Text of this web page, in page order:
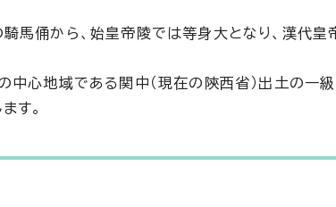
馬俑から、始皇帝陵では等身大となり、漢代皇
中心地域である関中（現在の陝西省）出土の
す。